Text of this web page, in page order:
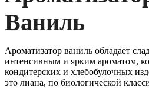
Ваниль
Ароматизатор ваниль обладает
интенсивным и ярким ароматом,
кондитерских и хлебобулочных
это лиана, по биологической